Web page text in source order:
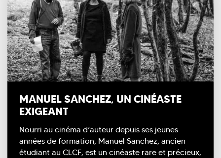
MANUEL SANCHEZ, UN CINÉASTE
EXIGEANT
Nourri au cinéma d’auteur depuis ses jeunes
années de formation, Manuel Sanchez, ancien
étudiant au CLCF, est un cinéaste rare et précieux,